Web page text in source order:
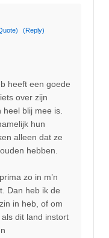
(Reply)
heeft een goede
over zijn
blij mee is.
hun
alleen dat ze
hebben.
zo in m’n
Dan heb ik de
in heb, of om
dit land instort